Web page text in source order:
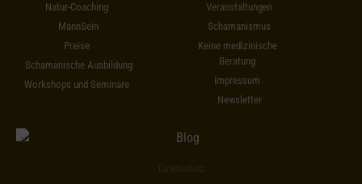
Natur-Coaching
MannSein
Preise
Schamanische Ausbildung
Workshops und Seminare
Veranstaltungen
Schamanismus
Keine medizinische
Beratung
Impressum
Newsletter
Datenschutz